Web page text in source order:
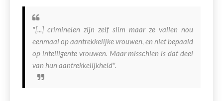
"[...] criminelen zijn zelf slim maar ze vallen nou
eenmaal op aantrekkelijke vrouwen, en niet bepaald
op intelligente vrouwen. Maar misschien is dat deel
van hun aantrekkelijkheid".